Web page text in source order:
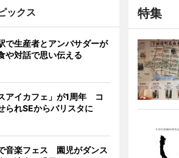
特集
ックス
で生産者とアンバサダーが
対話で思い伝える
アイカフェ」が1周年 コ
られSEからバリスタに
音楽フェス 園児がダンス